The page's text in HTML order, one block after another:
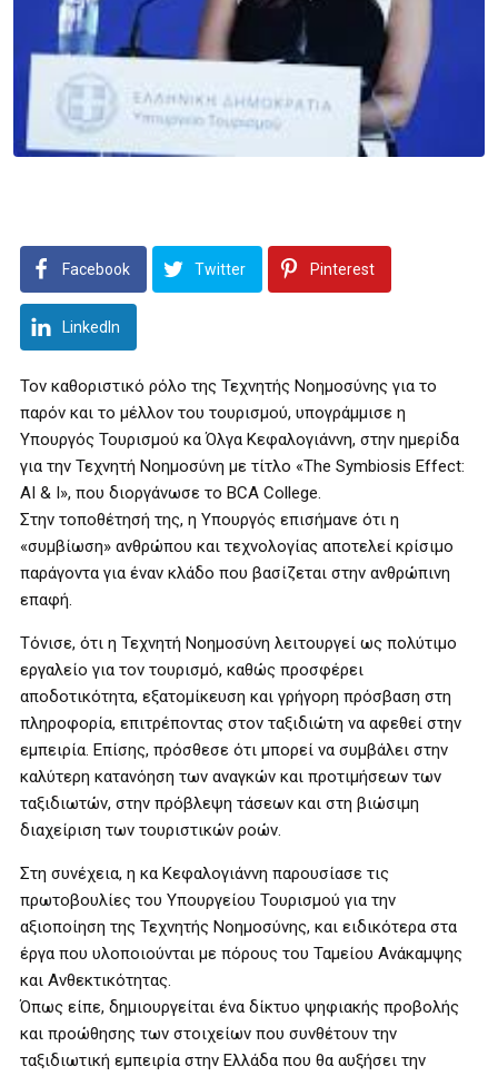
Facebook Twitter Pinterest
LinkedIn
Τον καθοριστικό ρόλο της Τεχνητής Νοημοσύνης για το
παρόν και το μέλλον του τουρισμού, υπογράμμισε η
Υπουργός Τουρισμού κα Όλγα Κεφαλογιάννη, στην ημερίδα
για την Τεχνητή Νοημοσύνη με τίτλο «The Symbiosis Effect:
AI & I», που διοργάνωσε το BCA College.
Στην τοποθέτησή της, η Υπουργός επισήμανε ότι η
«συμβίωση» ανθρώπου και τεχνολογίας αποτελεί κρίσιμο
παράγοντα για έναν κλάδο που βασίζεται στην ανθρώπινη
επαφή.
Τόνισε, ότι η Τεχνητή Νοημοσύνη λειτουργεί ως πολύτιμο
εργαλείο για τον τουρισμό, καθώς προσφέρει
αποδοτικότητα, εξατομίκευση και γρήγορη πρόσβαση στη
πληροφορία, επιτρέποντας στον ταξιδιώτη να αφεθεί στην
εμπειρία. Επίσης, πρόσθεσε ότι μπορεί να συμβάλει στην
καλύτερη κατανόηση των αναγκών και προτιμήσεων των
ταξιδιωτών, στην πρόβλεψη τάσεων και στη βιώσιμη
διαχείριση των τουριστικών ροών.
Στη συνέχεια, η κα Κεφαλογιάννη παρουσίασε τις
πρωτοβουλίες του Υπουργείου Τουρισμού για την
αξιοποίηση της Τεχνητής Νοημοσύνης, και ειδικότερα στα
έργα που υλοποιούνται με πόρους του Ταμείου Ανάκαμψης
και Ανθεκτικότητας.
Όπως είπε, δημιουργείται ένα δίκτυο ψηφιακής προβολής
και προώθησης των στοιχείων που συνθέτουν την
ταξιδιωτική εμπειρία στην Ελλάδα που θα αυξήσει την